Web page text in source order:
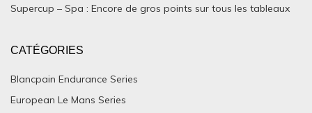
Supercup – Spa : Encore de gros points sur tous les tableaux
CATÉGORIES
Blancpain Endurance Series
European Le Mans Series